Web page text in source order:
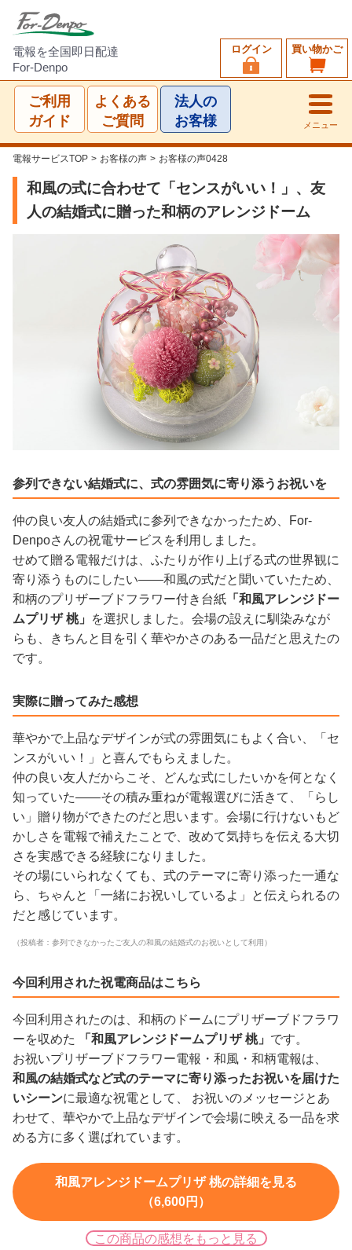
電報を全国即日配達
For-Denpo
買い物かご
ログイン
ご利用
ガイド
よくある
ご質問
法人の
お客様
メニュー
電報サービスTOP > お客様の声 > お客様の声0428
和風の式に合わせて「センスがいい！」、友
人の結婚式に贈った和柄のアレンジドーム
参列できない結婚式に、式の雰囲気に寄り添うお祝いを
仲の良い友人の結婚式に参列できなかったため、For-
Denpoさんの祝電サービスを利用しました。
せめて贈る電報だけは、ふたりが作り上げる式の世界観に
寄り添うものにしたい——和風の式だと聞いていたため、
和柄のプリザーブドフラワー付き台紙 「和風アレンジドー
ムプリザ 桃」
を選択しました。会場の設えに馴染みなが
らも、きちんと目を引く華やかさのある一品だと思えたの
です。
実際に贈ってみた感想
華やかで上品なデザインが式の雰囲気にもよく合い、「セ
ンスがいい！」と喜んでもらえました。
仲の良い友人だからこそ、どんな式にしたいかを何となく
知っていた——その積み重ねが電報選びに活きて、「らし
い」贈り物ができたのだと思います。会場に行けないもど
かしさを電報で補えたことで、改めて気持ちを伝える大切
さを実感できる経験になりました。
その場にいられなくても、式のテーマに寄り添った一通な
ら、ちゃんと「一緒にお祝いしているよ」と伝えられるの
だと感じています。
（投稿者：参列できなかったご友人の和風の結婚式のお祝いとして利用）
今回利用された祝電商品はこちら
今回利用されたのは、和柄のドームにプリザーブドフラワ
ーを収めた
「和風アレンジドームプリザ 桃」 です。
お祝いプリザーブドフラワー電報・和風・和柄電報は、
和風の結婚式など式のテーマに寄り添ったお祝いを届けた
いシーンに最適な祝電として、 お祝いのメッセージとあ
わせて、華やかで上品なデザインで会場に映える一品を求
める方に多く選ばれています。
和風アレンジドームプリザ 桃の詳細を見る
（6,600円）
この商品の感想をもっと見る